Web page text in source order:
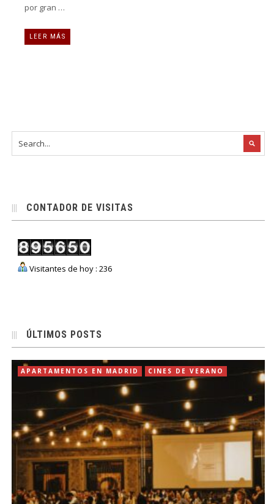
por gran …
LEER MÁS
CONTADOR DE VISITAS
Visitantes de hoy : 236
ÚLTIMOS POSTS
APARTAMENTOS EN MADRID CINES DE VERANO